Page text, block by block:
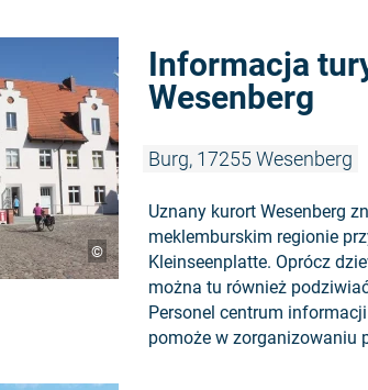
©
Informacja
Wesenberg
Burg, 17255 Wesenberg
Uznany kurort Wesenberg
meklemburskim regionie
Kleinseenplatte. Oprócz
można tu również
Personel centrum
pomoże w zorganizowaniu